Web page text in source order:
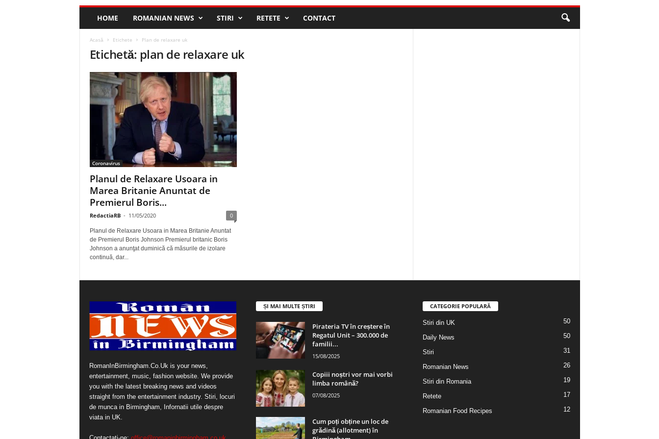
HOME ROMANIAN NEWS STIRI RETETE CONTACT
Acasă Etichete Plan de relaxare uk
Etichetă: plan de relaxare uk
Coronavirus
Planul de Relaxare Usoara in
Marea Britanie Anuntat de
Premierul Boris...
RedactiaRB - 11/05/2020 0
Planul de Relaxare Usoara in Marea Britanie Anuntat
de Premierul Boris Johnson Premierul britanic Boris
Johnson a anunţat duminică că măsurile de izolare
continuă, dar...
RomanInBirmingham.Co.Uk is your news,
entertainment, music, fashion website. We provide
you with the latest breaking news and videos
straight from the entertainment industry. Stiri, locuri
de munca in Birmingham, Infornatii utile despre
viata in UK.
ȘI MAI MULTE ȘTIRI
Pirateria TV în creștere în
Regatul Unit – 300.000 de
familii...
15/08/2025
Copiii noștri vor mai vorbi
limba română?
07/08/2025
Cum poți obține un loc de
grădină (allotment) în
CATEGORIE POPULARĂ
Stiri din UK 50
Daily News 50
Stiri 31
Romanian News 26
Stiri din Romania 19
Retete 17
Romanian Food Recipes 12